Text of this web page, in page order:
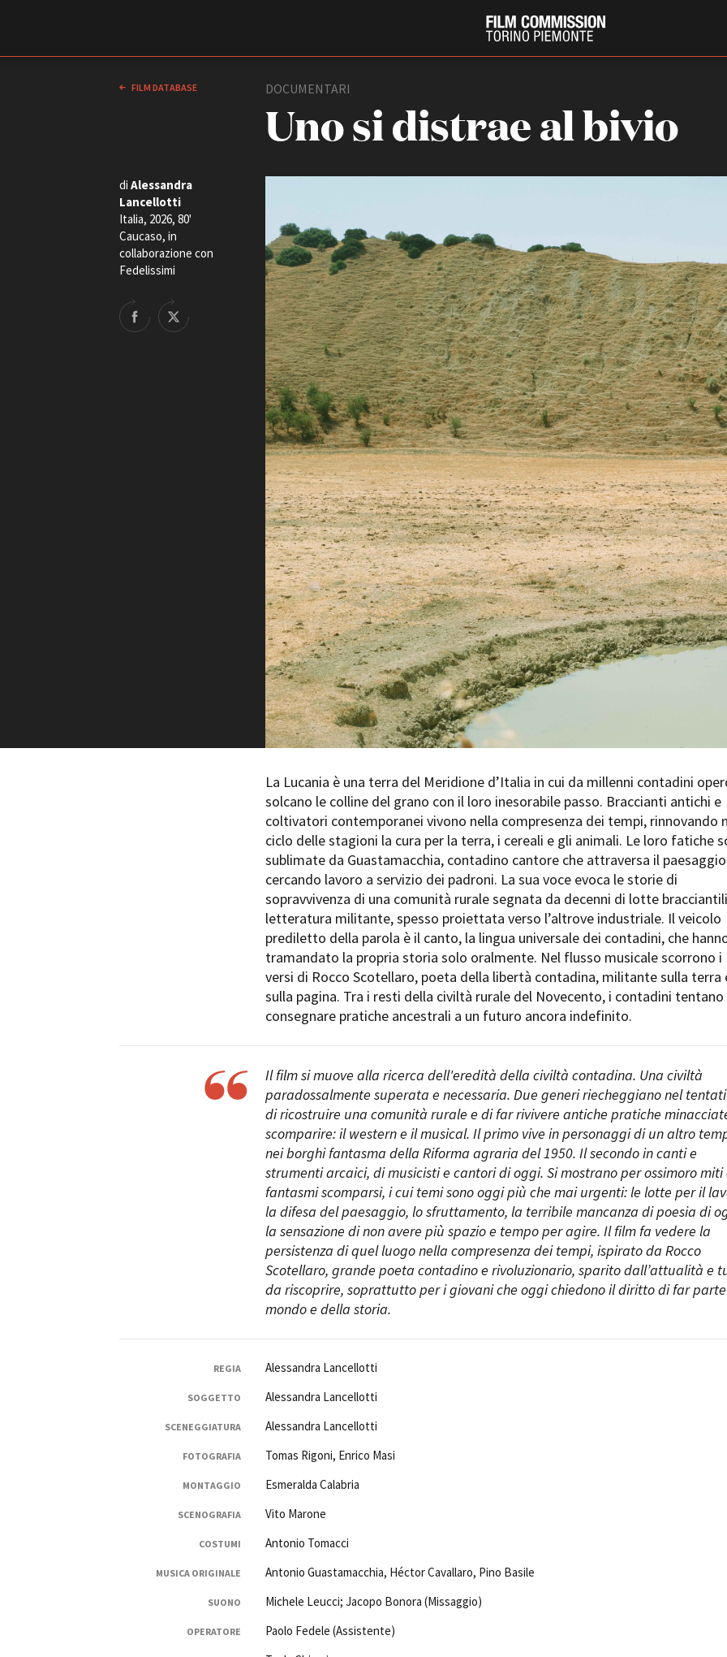
Chi siamo
Storia della Fondazione
Rete regionale
Bilancio sociale
Amministrazione trasparente
Bandi e gare
Sostenibilità ambientale
Servizi generali
Location scouting
Spazi nella sede FCTP
Sala Casting
Sala Paolo Tenna
FILM FUNDS
Piemonte Film Tv Fund
Piemonte Film Tv Development Fund
Piemonte Doc Film Fund
Short Film Fund
PRODUCTION GUIDE
Società di produzione
Strutture di servizio
Professionisti
Attrici-Attori
Beginners
LOCATION GUIDE
FILM DATABASE
BOOK DATABASE
NEWS
CASTING
EVENTI, SPECIALI
Anteprime in Piemonte
TFI Torino Film Industry - Production
Days
Avenue Cove - Erasmus +
Guarda che storia!
La Grazia - Immagini e location della
Torino di Paolo Sorrentino
Open Day
Festival
Days
Locarno
Mostra
Toronto
Festa
Torino
David di
Nastri
Premio
Lavora
Amministrazione trasparente Bandi e gare Contatti Privacy Cookie policy Whistleblowing
FILM DATABASE DOCUMENTARI
Uno si distrae al bivio
di Alessandra
Lancellotti
Italia, 2026, 80'
Caucaso, in
collaborazione con
Fedelissimi
La Lucania è una terra del Meridione d’Italia in cui da millenni contadini
solcano le colline del grano con il loro inesorabile passo. Braccianti antichi e
coltivatori contemporanei vivono nella compresenza dei tempi, rinnovando
ciclo delle stagioni la cura per la terra, i cereali e gli animali. Le loro fatiche
sublimate da Guastamacchia, contadino cantore che attraversa il paesaggio
cercando lavoro a servizio dei padroni. La sua voce evoca le storie di
sopravvivenza di una comunità rurale segnata da decenni di lotte
letteratura militante, spesso proiettata verso l’altrove industriale. Il veicolo
prediletto della parola è il canto, la lingua universale dei contadini, che
tramandato la propria storia solo oralmente. Nel flusso musicale scorrono i
versi di Rocco Scotellaro, poeta della libertà contadina, militante sulla terra
sulla pagina. Tra i resti della civiltà rurale del Novecento, i contadini tentano
consegnare pratiche ancestrali a un futuro ancora indefinito.
Il film si muove alla ricerca dell'eredità della civiltà contadina. Una civiltà
paradossalmente superata e necessaria. Due generi riecheggiano nel
di ricostruire una comunità rurale e di far rivivere antiche pratiche
scomparire: il western e il musical. Il primo vive in personaggi di un altro
nei borghi fantasma della Riforma agraria del 1950. Il secondo in canti e
strumenti arcaici, di musicisti e cantori di oggi. Si mostrano per ossimoro miti
fantasmi scomparsi, i cui temi sono oggi più che mai urgenti: le lotte per il
la difesa del paesaggio, lo sfruttamento, la terribile mancanza di poesia di
la sensazione di non avere più spazio e tempo per agire. Il film fa vedere la
persistenza di quel luogo nella compresenza dei tempi, ispirato da Rocco
Scotellaro, grande poeta contadino e rivoluzionario, sparito dall’attualità e
da riscoprire, soprattutto per i giovani che oggi chiedono il diritto di far
mondo e della storia.
REGIA Alessandra Lancellotti
SOGGETTO Alessandra Lancellotti
SCENEGGIATURA Alessandra Lancellotti
FOTOGRAFIA Tomas Rigoni, Enrico Masi
MONTAGGIO Esmeralda Calabria
SCENOGRAFIA Vito Marone
COSTUMI Antonio Tomacci
MUSICA ORIGINALE Antonio Guastamacchia, Héctor Cavallaro, Pino Basile
SUONO Michele Leucci; Jacopo Bonora (Missaggio)
OPERATORE Paolo Fedele (Assistente)